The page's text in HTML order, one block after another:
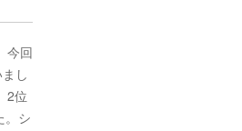
今回
し
2位
。シ